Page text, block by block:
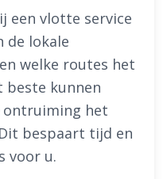
een vlotte service
de lokale
welke routes het
beste kunnen
ontruiming het
bespaart tijd en
voor u.